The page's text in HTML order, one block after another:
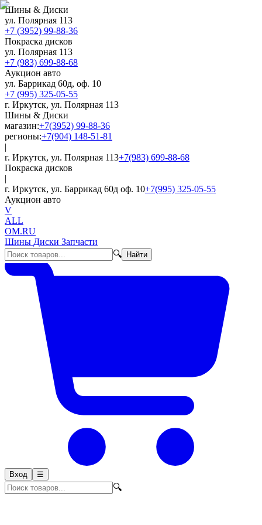
Шины & Диски
ул. Полярная 113
+7 (3952) 99-88-36
Покраска дисков
ул. Полярная 113
+7 (983) 699-88-68
Аукцион авто
ул. Баррикад 60д, оф. 10
+7 (995) 325-05-55
г. Иркутск, ул. Полярная 113
Шины & Диски
магазин:+7(3952) 99-88-36
регионы:+7(904) 148-51-81
|
г. Иркутск, ул. Полярная 113+7(983) 699-88-68
Покраска дисков
|
г. Иркутск, ул. Баррикад 60д оф. 10+7(995) 325-05-55
Аукцион авто
V
ALL
OM.RU
Шины Диски Запчасти
🔍
Найти
Вход ☰
🔍